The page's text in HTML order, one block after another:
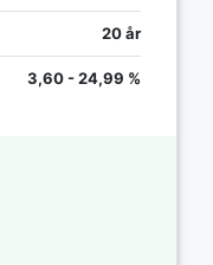
20 år
3,60 - 24,99 %